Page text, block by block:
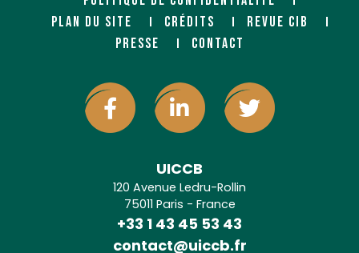
PLAN DU SITE
CRÉDITS
REVUE CIB
PRESSE
CONTACT
UICCB
120 Avenue Ledru-Rollin
75011 Paris - France
+33 1 43 45 53 43
contact@uiccb.fr